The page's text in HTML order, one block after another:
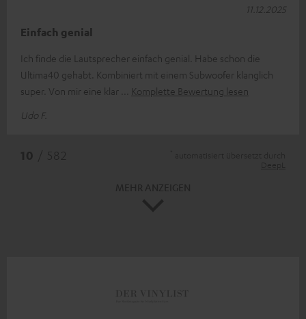
Einfach genial
Ich finde die Lautsprecher einfach genial. Habe schon die
Ultima40 gehabt. Kombiniert mit einem Subwoofer klanglich
super. Von mir eine klar
Komplette Bewertung lesen
Udo F.
11.12.2025